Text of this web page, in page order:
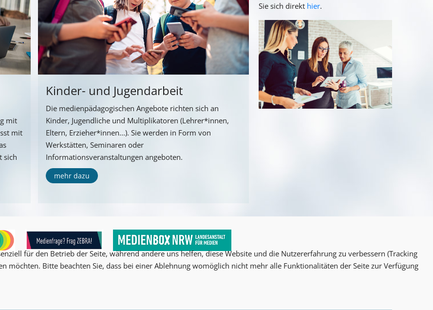
mit
mit
sich
Kinder- und Jugendarbeit
Die medienpädagogischen Angebote richten sich an
Kinder, Jugendliche und Multiplikatoren (Lehrer*innen,
Eltern, Erzieher*innen...). Sie werden in Form von
Werkstätten, Seminaren oder
Informationsveranstaltungen angeboten.
mehr dazu
Sie sich direkt hier.
für den Betrieb der Seite, während andere uns helfen, diese Website und die Nutzererfahrung zu verbessern (Tracking
möchten. Bitte beachten Sie, dass bei einer Ablehnung womöglich nicht mehr alle Funktionalitäten der Seite zur Verfügung